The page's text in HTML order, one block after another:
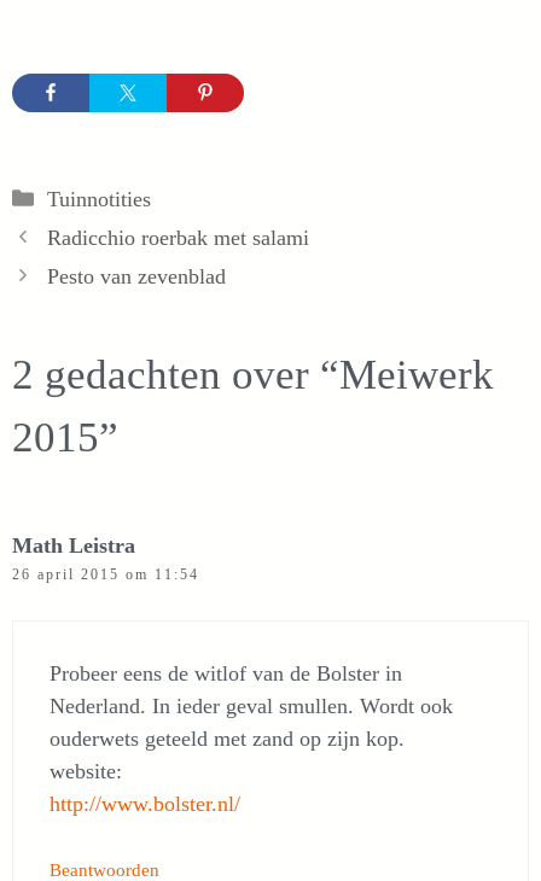
Categorieën
Tuinnotities
Radicchio roerbak met salami
Pesto van zevenblad
2 gedachten over “Meiwerk
2015”
Math Leistra
26 april 2015 om 11:54
Probeer eens de witlof van de Bolster in
Nederland. In ieder geval smullen. Wordt ook
ouderwets geteeld met zand op zijn kop.
website:
http://www.bolster.nl/
Beantwoorden